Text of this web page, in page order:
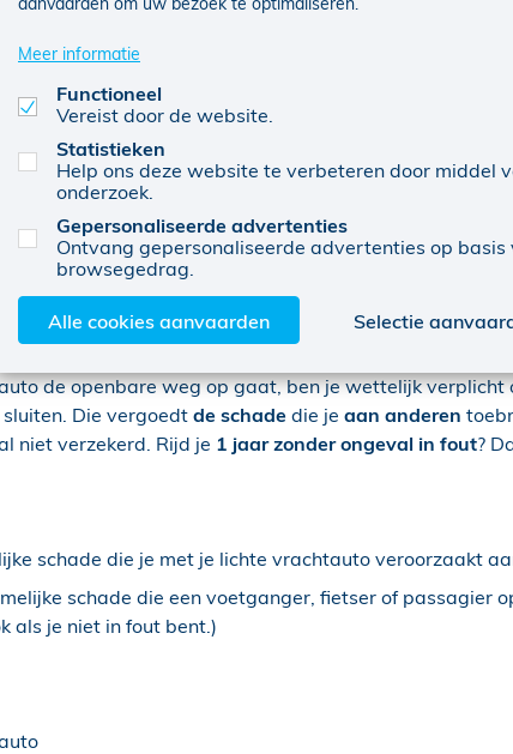
na 1 jaar zonder ongeval in fout een
. Die
behoud je je voordelige premie.
schadevrij terwijl je bedrijfswagen de hele tijd
kun je afsluiten
aansprakelijkheid (BA)
de openbare weg op gaat, ben je wettelijk verplicht
Die vergoedtde schade die je aan anderen
niet verzekerd. Rijd je 1 jaar zonder ongeval in fout?
schade die je met je lichte vrachtauto veroorzaakt
schade die een voetganger, fietser of passagier
als je niet in fout bent.)
Meer informatie
Functioneel
Vereist door de website.
Statistieken
Help ons deze website te verbeteren door middel
onderzoek.
Gepersonaliseerde advertenties
Ontvang gepersonaliseerde advertenties op basis
browsegedrag.
Alle cookies aanvaarden Selectie